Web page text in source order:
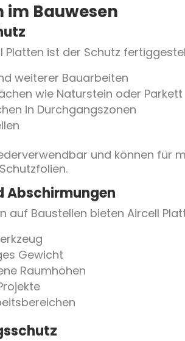
Bauwesen
Platten ist der Schutz
weiterer Bauarbeiten
wie Naturstein oder Parkett
in Durchgangszonen
und können für
Abschirmungen
auf Baustellen bieten Aircell
Gewicht
Raumhöhen